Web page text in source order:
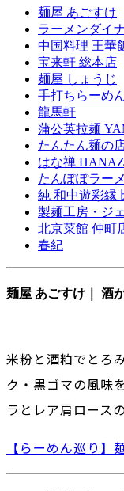
麺屋 あごすけ
ラーメンダイ
中国料理 王華
宝来軒 総本店
麺屋 しょうじ
手打ちらーめ
龍馬軒
蒲公英拉麺
たんたん麺の
はな禅
たんぽぽラー
純 和中遊彩縁
製麺工房・ジ
北京菜館 仲町
春紀
麺屋 あごすけ｜ 酒
米粉と酒粕でとろ
ク・黒ゴマの風味
ラとレア肩ロース
【らーめん巡り】